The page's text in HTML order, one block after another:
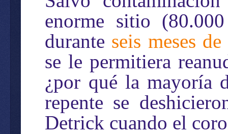
enorme sitio
durante seis meses
se le permitiera
¿por qué la mayoría
repente se
Detrick cuando el